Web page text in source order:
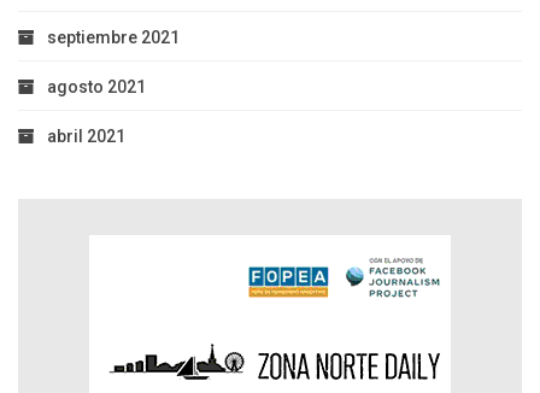
septiembre 2021
agosto 2021
abril 2021